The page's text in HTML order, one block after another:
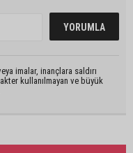
imalar, inançlara saldırı
kullanılmayan ve büyük